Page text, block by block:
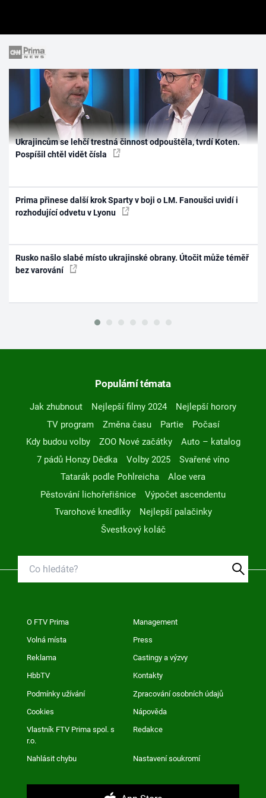
Ukrajincům se lehčí trestná činnost odpouštěla, tvrdí Koten.
Pospíšil chtěl vidět čísla
Prima přinese další krok Sparty v boji o LM. Fanoušci uvidí i
rozhodující odvetu v Lyonu
Rusko našlo slabé místo ukrajinské obrany. Útočit může téměř
bez varování
Populární témata
Jak zhubnout Nejlepší filmy 2024
Nejlepší horory
TV program
Změna času Partie
Počasí
Kdy budou volby
ZOO Nové začátky
Auto – katalog
7 pádů Honzy Dědka
Volby 2025
Svařené víno
Tatarák podle Pohlreicha
Aloe vera
Pěstování lichořeřišnice
Výpočet ascendentu
Tvarohové knedlíky
Nejlepší palačinky
Švestkový koláč
O FTV Prima Management
Volná místa Press
Reklama Castingy a výzvy
HbbTV Kontakty
Podmínky užívání Zpracování osobních údajů
Cookies Nápověda
Vlastník FTV Prima spol. s
r.o.
Redakce
Nahlásit chybu Nastavení soukromí